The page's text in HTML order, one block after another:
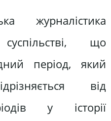
журналістика
що
період, який
від
у історії